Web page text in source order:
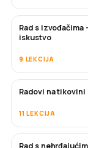
USKORO
Rad s izvođačima
iskustvo
9 LEKCIJA
Radovi na tikovini
11 LEKCIJA
USKORO
Rad s